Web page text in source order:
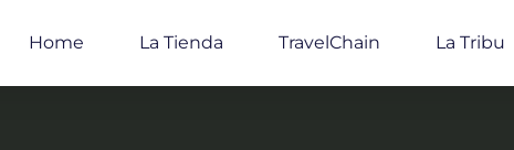
Home La Tienda TravelChain La Tribu